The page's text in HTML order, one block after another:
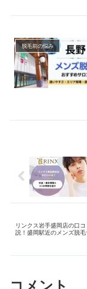
脱毛前の悩み
リンクス岩手盛岡店の口
説！盛岡駅近のメンズ脱